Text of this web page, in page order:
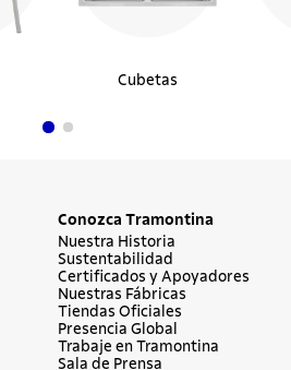
Cubetas
Conozca Tramontina
Nuestra Historia
Sustentabilidad
Certificados y Apoyadores
Nuestras Fábricas
Tiendas Oficiales
Presencia Global
Trabaje en Tramontina
Sala de Prensa